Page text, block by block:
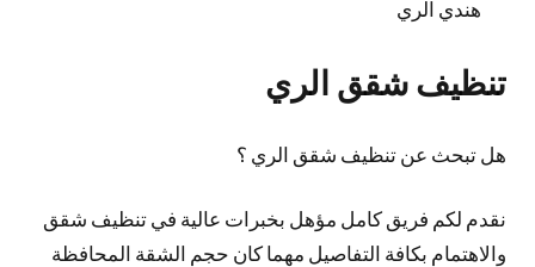
هندي الري
تنظيف شقق الري
هل تبحث عن تنظيف شقق الري ؟
نقدم لكم فريق كامل مؤهل بخبرات عالية في تنظيف شقق
والاهتمام بكافة التفاصيل مهما كان حجم الشقة المحافظة